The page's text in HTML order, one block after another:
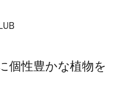
個性豊かな植物を